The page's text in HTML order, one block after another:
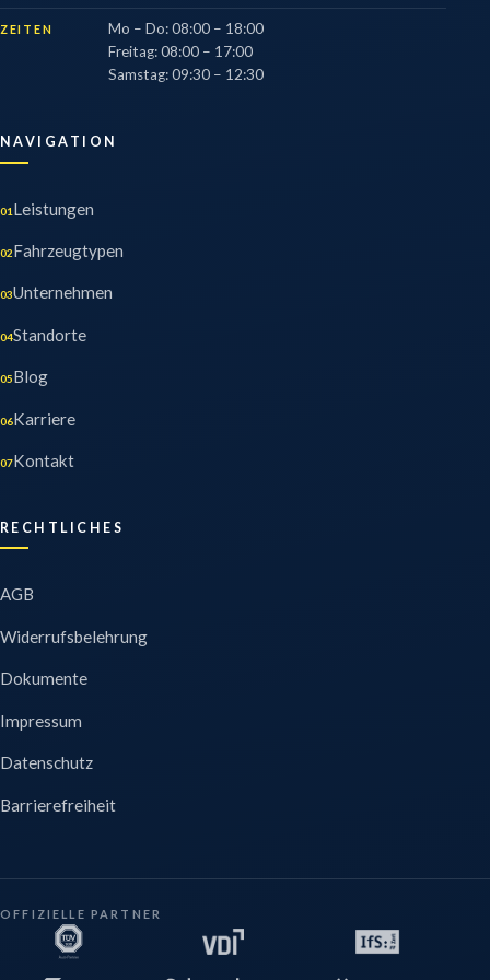
NAVIGATION
01 Leistungen
02Fahrzeugtypen
03Unternehmen
04Standorte
05Blog
06Karriere
07Kontakt
ZEITEN Mo – Do:08:00 – 18:00
Freitag:08:00 – 17:00
Samstag:09:30 – 12:30
RECHTLICHES
AGB
Widerrufsbelehrung
Dokumente
Impressum
Datenschutz
Barrierefreiheit
OFFIZIELLE PARTNER